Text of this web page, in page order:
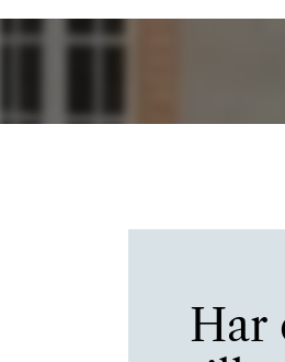
Har